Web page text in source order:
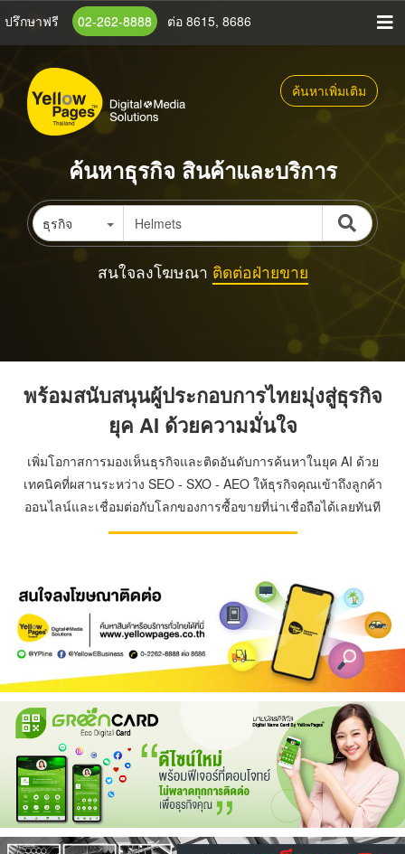
ข้าม
เนื้อหา
หลัก
ปรึกษาฟรี 02-262-8888 ต่อ 8615, 8686
ค้นหาเพิ่มเติม
ค้นหาธุรกิจ สินค้าและบริการ
ธุรกิจ
สนใจลงโฆษณา ติดต่อฝ่ายขาย
พร้อมสนับสนุนผู้ประกอบการไทยมุ่งสู่ธุรกิจ
ยุค AI ด้วยความมั่นใจ
เพิ่มโอกาสการมองเห็นธุรกิจและติดอันดับการค้นหาในยุค AI ด้วย
เทคนิคที่ผสานระหว่าง SEO - SXO - AEO ให้ธุรกิจคุณเข้าถึงลูกค้า
ออนไลน์และเชื่อมต่อกับโลกของการซื้อขายที่น่าเชื่อถือได้เลยทันที